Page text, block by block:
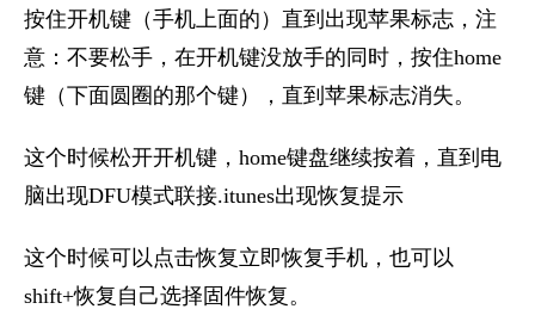
按住开机键（手机上面的）直到出现苹果标志，注
意：不要松手，在开机键没放手的同时，按住home
键（下面圆圈的那个键），直到苹果标志消失。
这个时候松开开机键，home键盘继续按着，直到电
脑出现DFU模式联接.itunes出现恢复提示
这个时候可以点击恢复立即恢复手机，也可以
shift+恢复自己选择固件恢复。